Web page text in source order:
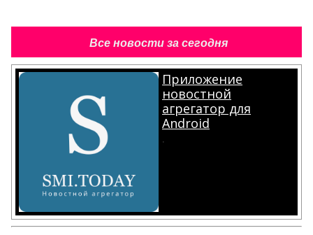
Все новости за сегодня
Приложение
новостной
агрегатор для
Android
.